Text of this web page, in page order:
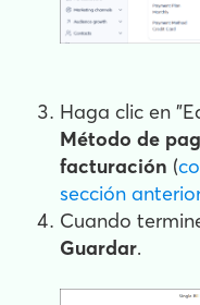
Haga clic en
Método de
facturación (
sección
Cuando
Guardar.